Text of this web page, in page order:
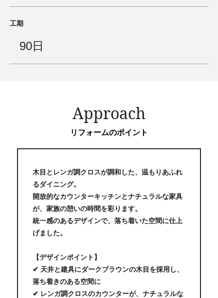
工期
90日
Approach
リフォームのポイント
木目とレンガ調クロスが調和した、温もりあふれ
るダイニング。
開放的なカウンターキッチンとナチュラルな家具
が、家族の憩いの時間を彩ります。
統一感のあるデザインで、落ち着いた空間に仕上
げました。
【デザインポイント】
✔ 天井と建具にダークブラウンの木目を採用し、
落ち着きのある空間に
✔ レンガ調クロスのカウンターが、ナチュラルな